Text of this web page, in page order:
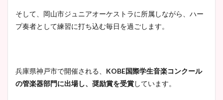
そして、岡山市ジュニアオーケストラに所属しながら、ハー
プ奏者として練習に打ち込む毎日を過ごします。
兵庫県神戸市で開催される、 KOBE国際学生音楽コンクール
の管楽器部門に出場し、奨励賞を受賞しています。